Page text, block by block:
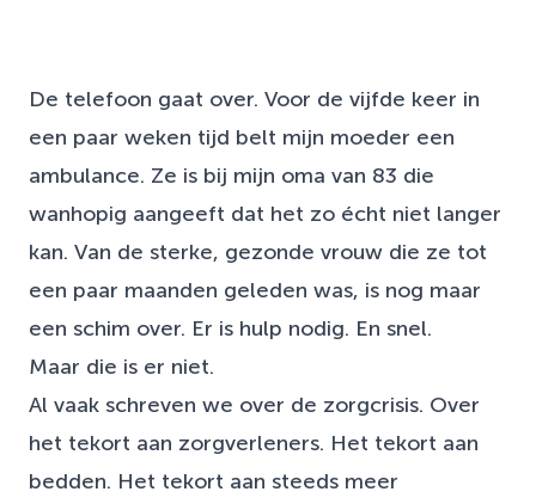
De telefoon gaat over. Voor de vijfde keer in
een paar weken tijd belt mijn moeder een
ambulance. Ze is bij mijn oma van 83 die
wanhopig aangeeft dat het zo écht niet langer
kan. Van de sterke, gezonde vrouw die ze tot
een paar maanden geleden was, is nog maar
een schim over. Er is hulp nodig. En snel.
Maar die is er niet.
Al vaak schreven we over de zorgcrisis. Over
het tekort aan zorgverleners. Het tekort aan
bedden. Het tekort aan steeds meer